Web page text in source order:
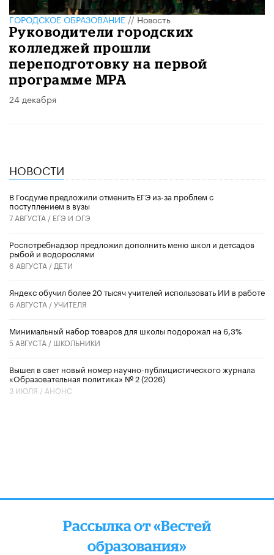
ГОРОДСКОЕ ОБРАЗОВАНИЕ//Новость
Руководители городских
колледжей прошли
переподготовку на первой
программе MPA
24 декабря
НОВОСТИ
В Госдуме предложили отменить ЕГЭ из-за проблем с
поступлением в вузы
7 АВГУСТА / ЕГЭ И ОГЭ
Роспотребнадзор предложил дополнить меню школ и детсадов
рыбой и водорослями
6 АВГУСТА / ДЕТИ
​Яндекс обучил более 20 тысяч учителей использовать ИИ в работе
6 АВГУСТА /УЧИТЕЛЯ
Минимальный набор товаров для школы подорожал на 6,3%
5 АВГУСТА / ШКОЛЬНИКИ
Вышел в свет новый номер научно-публицистического журнала
«Образовательная политика» № 2 (2026)
3 ИЮЛЯ / АНОНС
Рассылка от «Вестей
образования»